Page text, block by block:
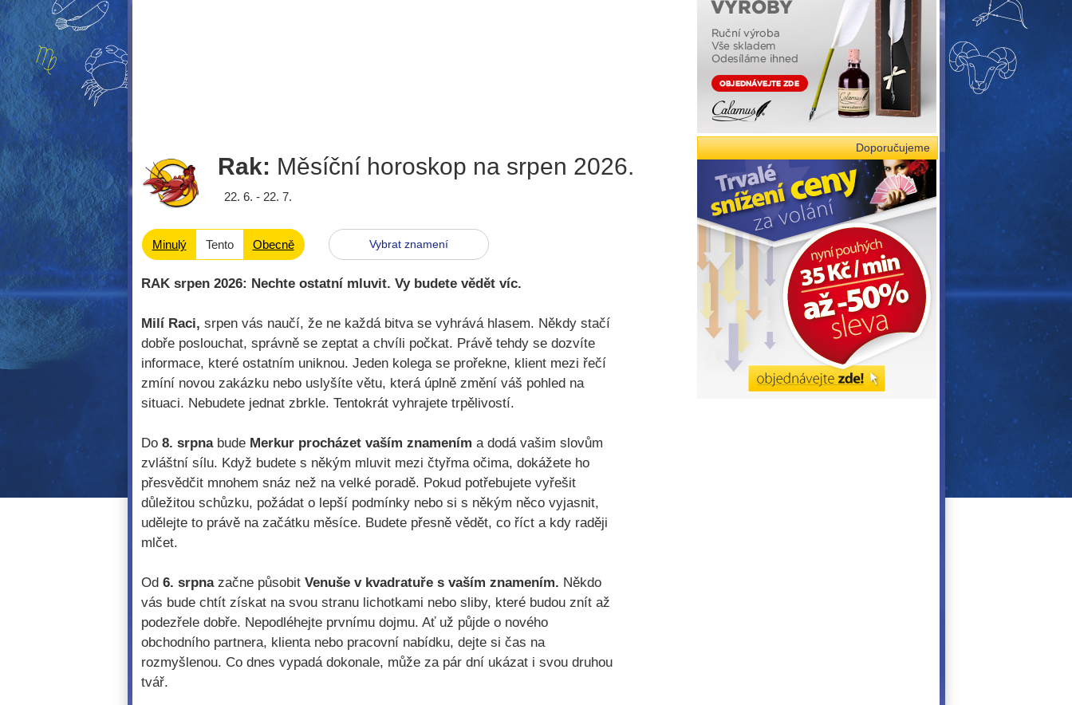
Rak: Měsíční horoskop na srpen 2026.
22. 6. - 22. 7.
Minulý Tento Obecně Vybrat znamení
RAK srpen 2026: Nechte ostatní mluvit. Vy budete vědět víc.
Milí Raci, srpen vás naučí, že ne každá bitva se vyhrává hlasem. Někdy stačí
dobře poslouchat, správně se zeptat a chvíli počkat. Právě tehdy se dozvíte
informace, které ostatním uniknou. Jeden kolega se prořekne, klient mezi řečí
zmíní novou zakázku nebo uslyšíte větu, která úplně změní váš pohled na
situaci. Nebudete jednat zbrkle. Tentokrát vyhrajete trpělivostí.
Do8. srpnabude Merkur procházet vaším znamením a dodá vašim slovům
zvláštní sílu. Když budete s někým mluvit mezi čtyřma očima, dokážete ho
přesvědčit mnohem snáz než na velké poradě. Pokud potřebujete vyřešit
důležitou schůzku, požádat o lepší podmínky nebo si s někým něco vyjasnit,
udělejte to právě na začátku měsíce. Budete přesně vědět, co říct a kdy raději
mlčet.
Od 6. srpnazačne působitVenuše v kvadratuře s vaším znamením. Někdo
vás bude chtít získat na svou stranu lichotkami nebo sliby, které budou znít až
podezřele dobře. Nepodléhejte prvnímu dojmu. Ať už půjde o nového
obchodního partnera, klienta nebo pracovní nabídku, dejte si čas na
rozmyšlenou. Co dnes vypadá dokonale, může za pár dní ukázat i svou druhou
tvář.
Doporučujeme